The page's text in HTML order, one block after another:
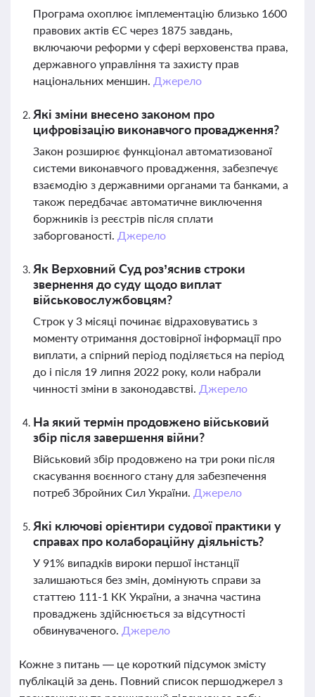
Програма охоплює імплементацію близько 1600
правових актів ЄС через 1875 завдань,
включаючи реформи у сфері верховенства права,
державного управління та захисту прав
національних меншин. Джерело
Які зміни внесено законом про
цифровізацію виконавчого провадження?
Закон розширює функціонал автоматизованої
системи виконавчого провадження, забезпечує
взаємодію з державними органами та банками, а
також передбачає автоматичне виключення
боржників із реєстрів після сплати
заборгованості. Джерело
Як Верховний Суд роз’яснив строки
звернення до суду щодо виплат
військовослужбовцям?
Строк у 3 місяці починає відраховуватись з
моменту отримання достовірної інформації про
виплати, а спірний період поділяється на період
до і після 19 липня 2022 року, коли набрали
чинності зміни в законодавстві. Джерело
На який термін продовжено військовий
збір після завершення війни?
Військовий збір продовжено на три роки після
скасування воєнного стану для забезпечення
потреб Збройних Сил України. Джерело
Які ключові орієнтири судової практики у
справах про колабораційну діяльність?
У 91% випадків вироки першої інстанції
залишаються без змін, домінують справи за
статтею 111-1 КК України, а значна частина
проваджень здійснюється за відсутності
обвинуваченого. Джерело
Кожне з питань — це короткий підсумок змісту
публікацій за день. Повний список першоджерел з